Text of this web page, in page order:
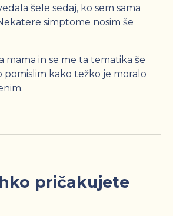
šele sedaj, ko sem sama
simptome nosim še
mama in se me ta tematika še
pomislim kako težko je moralo
pričakujete